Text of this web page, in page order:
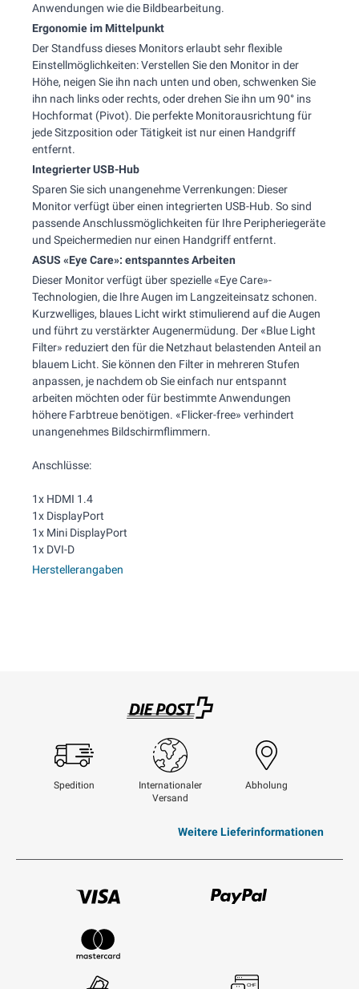
Anwendungen wie die Bildbearbeitung.
Ergonomie im Mittelpunkt
Der Standfuss dieses Monitors erlaubt sehr flexible
Einstellmöglichkeiten: Verstellen Sie den Monitor in der
Höhe, neigen Sie ihn nach unten und oben, schwenken Sie
ihn nach links oder rechts, oder drehen Sie ihn um 90° ins
Hochformat (Pivot). Die perfekte Monitorausrichtung für
jede Sitzposition oder Tätigkeit ist nur einen Handgriff
entfernt.
Integrierter USB-Hub
Sparen Sie sich unangenehme Verrenkungen: Dieser
Monitor verfügt über einen integrierten USB-Hub. So sind
passende Anschlussmöglichkeiten für Ihre Peripheriegeräte
und Speichermedien nur einen Handgriff entfernt.
ASUS «Eye Care»: entspanntes Arbeiten
Dieser Monitor verfügt über spezielle «Eye Care»-
Technologien, die Ihre Augen im Langzeiteinsatz schonen.
Kurzwelliges, blaues Licht wirkt stimulierend auf die Augen
und führt zu verstärkter Augenermüdung. Der «Blue Light
Filter» reduziert den für die Netzhaut belastenden Anteil an
blauem Licht. Sie können den Filter in mehreren Stufen
anpassen, je nachdem ob Sie einfach nur entspannt
arbeiten möchten oder für bestimmte Anwendungen
höhere Farbtreue benötigen. «Flicker-free» verhindert
unangenehmes Bildschirmflimmern.
Anschlüsse:
1x HDMI 1.4
1x DisplayPort
1x Mini DisplayPort
1x DVI-D
Herstellerangaben
Swisspost
Spedition
Internationaler
Versand
Abholung
Weitere Lieferinformationen